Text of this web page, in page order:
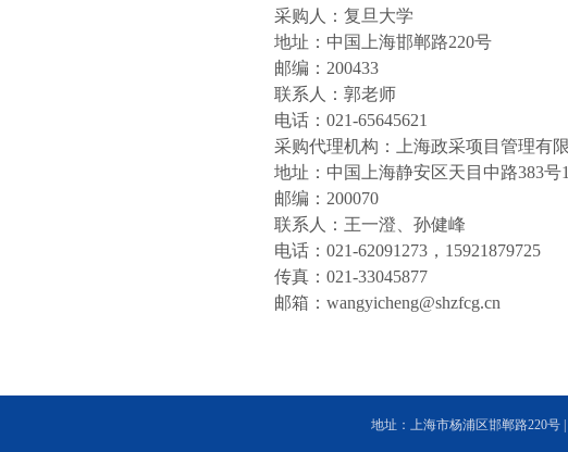
采购人：复旦大学
地址：中国上海邯郸路220号
邮编：200433
联系人：郭老师
电话：021-65645621
采购代理机构：上海政采项目管理有
地址：中国上海静安区天目中路383号
邮编：200070
联系人：王一澄、孙健峰
电话：021-62091273，15921879725
传真：021-33045877
邮箱：wangyicheng@shzfcg.cn
地址：上海市杨浦区邯郸路220号